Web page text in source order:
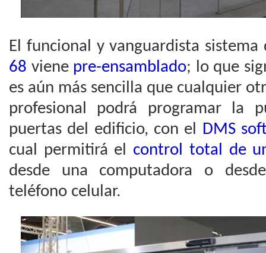
El funcional y vanguardista
68 viene pre-ensamblado; lo que
es aún más sencilla que cualquier
profesional podrá programar la
puertas del edificio, con el DMS
cual permitirá el control total de
desde una computadora o
teléfono celular.